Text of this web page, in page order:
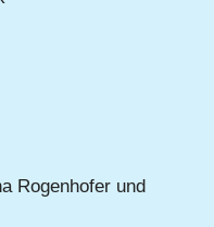
Rogenhofer und